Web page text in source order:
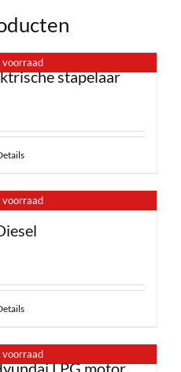
voorraad
stapelaar
voorraad
voorraad
LPG motor